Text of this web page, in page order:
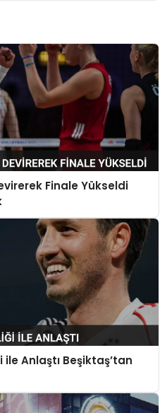
Finale Yükseldi
Anlaştı Beşiktaş’tan